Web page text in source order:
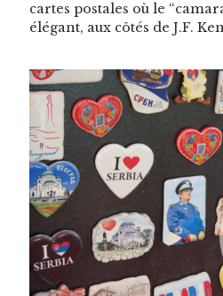
cartes postales où le
élé­gant, aux côtés de J.F.